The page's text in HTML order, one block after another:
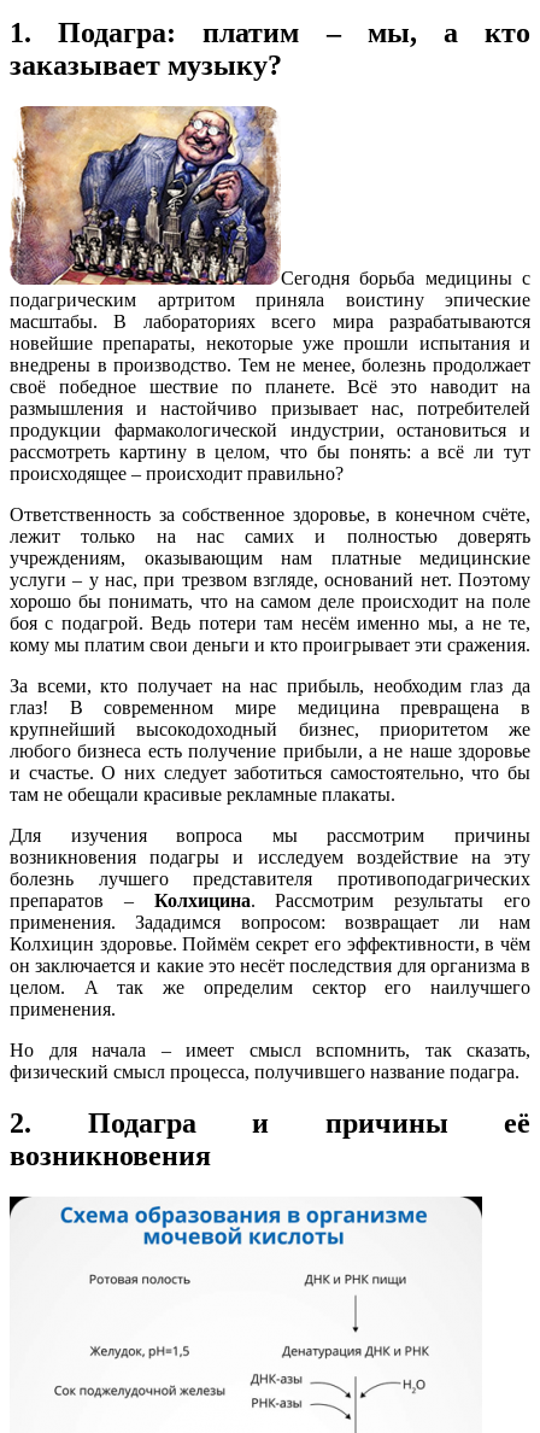
1. Подагра: платим – мы, а кто
заказывает музыку?
Сегодня борьба медицины с
подагрическим артритом приняла воистину эпические
масштабы. В лабораториях всего мира разрабатываются
новейшие препараты, некоторые уже прошли испытания и
внедрены в производство. Тем не менее, болезнь продолжает
своё победное шествие по планете. Всё это наводит на
размышления и настойчиво призывает нас, потребителей
продукции фармакологической индустрии, остановиться и
рассмотреть картину в целом, что бы понять: а всё ли тут
происходящее – происходит правильно?
Ответственность за собственное здоровье, в конечном счёте,
лежит только на нас самих и полностью доверять
учреждениям, оказывающим нам платные медицинские
услуги – у нас, при трезвом взгляде, оснований нет. Поэтому
хорошо бы понимать, что на самом деле происходит на поле
боя с подагрой. Ведь потери там несём именно мы, а не те,
кому мы платим свои деньги и кто проигрывает эти сражения.
За всеми, кто получает на нас прибыль, необходим глаз да
глаз! В современном мире медицина превращена в
крупнейший высокодоходный бизнес, приоритетом же
любого бизнеса есть получение прибыли, а не наше здоровье
и счастье. О них следует заботиться самостоятельно, что бы
там не обещали красивые рекламные плакаты.
Для изучения вопроса мы рассмотрим причины
возникновения подагры и исследуем воздействие на эту
болезнь лучшего представителя противоподагрических
препаратов – Колхицина. Рассмотрим результаты его
применения. Зададимся вопросом: возвращает ли нам
Колхицин здоровье. Поймём секрет его эффективности, в чём
он заключается и какие это несёт последствия для организма в
целом. А так же определим сектор его наилучшего
применения.
Но для начала – имеет смысл вспомнить, так сказать,
физический смысл процесса, получившего название подагра.
2. Подагра и причины её
возникновения